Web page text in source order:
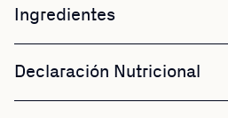
Ingredientes
Declaración Nutricional